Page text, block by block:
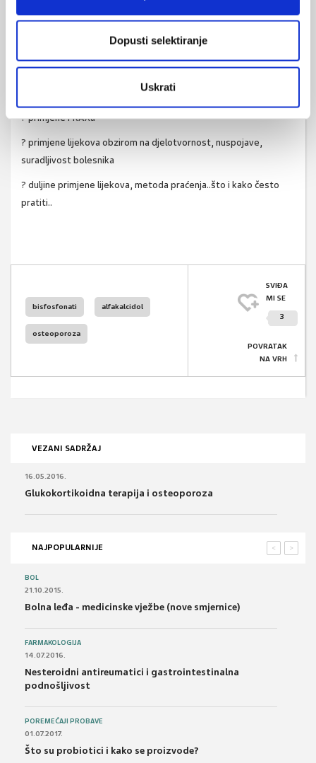
Dopusti selektiranje
Uskrati
denzitometrija na istom uređaju za 18 mjeseci radi praćenja
Pitanja za raspravu:
? širine dijagnostičke obrade
? primjene FRAXa
? primjene lijekova obzirom na djelotvornost, nuspojave,
suradljivost bolesnika
? duljine primjene lijekova, metoda praćenja..što i kako često
pratiti..
bisfosfonati alfakalcidol
osteoporoza
SVIĐA
MI SE
3
POVRATAK
NA VRH
VEZANI SADRŽAJ
16.05.2016.
Glukokortikoidna terapija i osteoporoza
NAJPOPULARNIJE >
<
BOL
21.10.2015.
Bolna leđa - medicinske vježbe (nove smjernice)
FARMAKOLOGIJA
14.07.2016.
Nesteroidni antireumatici i gastrointestinalna
podnošljivost
POREMEĆAJI PROBAVE
01.07.2017.
Što su probiotici i kako se proizvode?